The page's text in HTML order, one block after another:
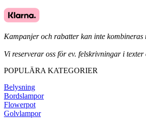
Kampanjer och rabatter kan inte kombineras
Vi reserverar oss för ev. felskrivningar i texter
POPULÄRA KATEGORIER
Belysning
Bordslampor
Flowerpot
Golvlampor